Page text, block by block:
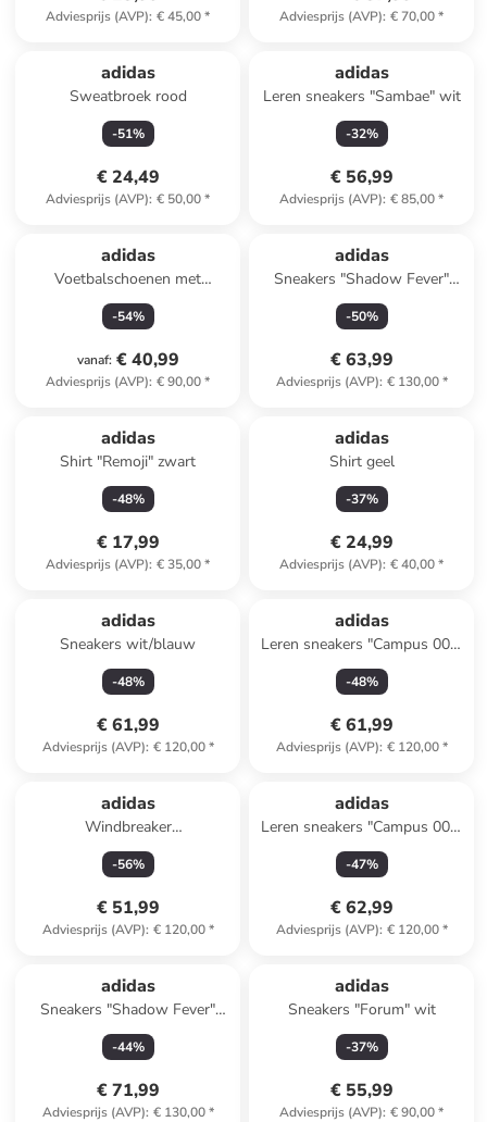
Adviesprijs (AVP): € 45,00* Adviesprijs (AVP): € 70,00*
adidas
Sweatbroek rood
-51%
€ 24,49
Adviesprijs (AVP): € 50,00*
adidas
Leren sneakers "Sambae" wit
-32%
€ 56,99
Adviesprijs (AVP): € 85,00*
adidas
Voetbalschoenen met
multinoppen "Predator Freak
3 TF" donkerblauw
-54%
vanaf: € 40,99
Adviesprijs (AVP): € 90,00*
adidas
Sneakers "Shadow Fever"
zwart
-50%
€ 63,99
Adviesprijs (AVP): € 130,00*
adidas
Shirt "Remoji" zwart
-48%
€ 17,99
Adviesprijs (AVP): € 35,00*
adidas
Shirt geel
-37%
€ 24,99
Adviesprijs (AVP): € 40,00*
adidas
Sneakers wit/blauw
-48%
€ 61,99
Adviesprijs (AVP): € 120,00*
adidas
Leren sneakers "Campus 00s"
beige
-48%
€ 61,99
Adviesprijs (AVP): € 120,00*
adidas
Windbreaker
donkerblauw/groen
-56%
€ 51,99
Adviesprijs (AVP): € 120,00*
adidas
Leren sneakers "Campus 00s"
zwart
-47%
€ 62,99
Adviesprijs (AVP): € 120,00*
adidas
Sneakers "Shadow Fever"
beige
-44%
€ 71,99
Adviesprijs (AVP): € 130,00*
adidas
Sneakers "Forum" wit
-37%
€ 55,99
Adviesprijs (AVP): € 90,00*